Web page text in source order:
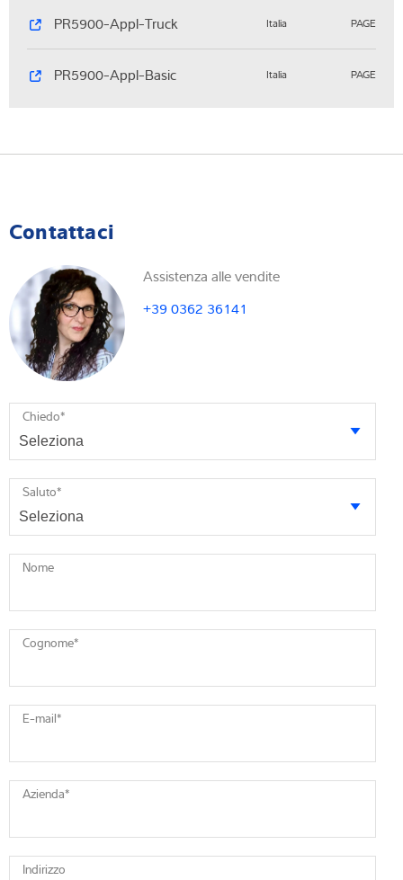
PR5900-Appl-Truck Italia PAGE
PR5900-Appl-Basic Italia PAGE
Contattaci
Assistenza alle vendite
+39 0362 36141
Chiedo*
Saluto*
Nome
Cognome*
E-mail*
Azienda*
Indirizzo